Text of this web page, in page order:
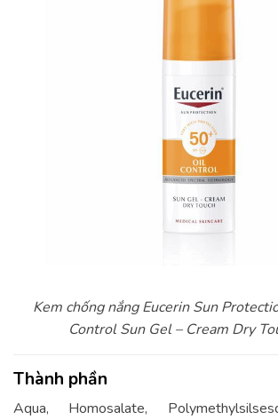
Kem chống nắng Eucerin Sun
Control Sun Gel – Cream Dry
Thành phần
Aqua, Homosalate,